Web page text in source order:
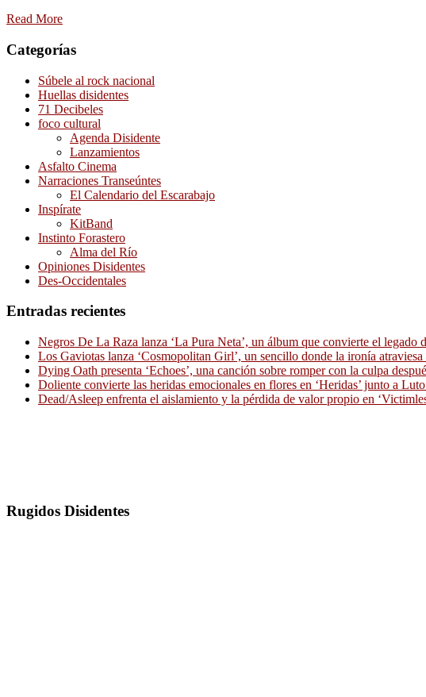
Read More
Categorías
Súbele al rock nacional
Huellas disidentes
71 Decibeles
foco cultural
Agenda Disidente
Lanzamientos
Asfalto Cinema
Narraciones Transeúntes
El Calendario del Escarabajo
Inspírate
KitBand
Instinto Forastero
Alma del Río
Opiniones Disidentes
Des-Occidentales
Entradas recientes
Negros De La Raza lanza ‘La Pura Neta’, un álbum que convierte el
Los Gaviotas lanza ‘Cosmopolitan Girl’, un sencillo donde la ironía
Dying Oath presenta ‘Echoes’, una canción sobre romper con la culpa
Doliente convierte las heridas emocionales en flores en ‘Heridas’ junto a
Dead/Asleep enfrenta el aislamiento y la pérdida de valor propio en
Rugidos Disidentes